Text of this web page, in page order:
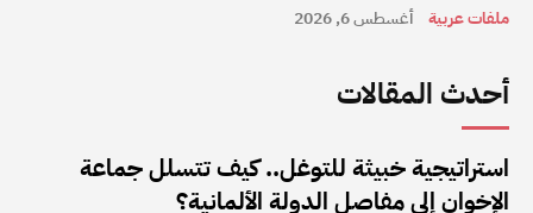
ملفات عربية أغسطس 6, 2026
أحدث المقالات
استراتيجية خبيثة للتوغل.. كيف تتسلل جماعة
الإخوان إلى مفاصل الدولة الألمانية؟